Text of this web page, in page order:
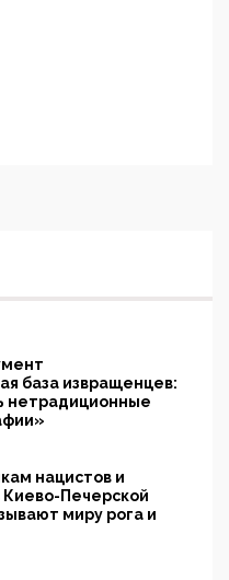
база извращенцев:
нетрадиционные
нацистов и
Киево-Печерской
миру рога и